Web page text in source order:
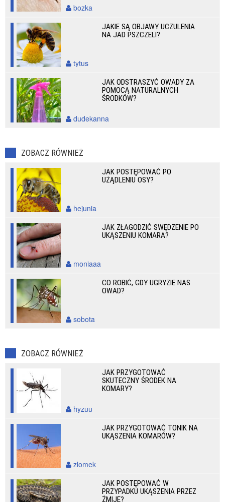
bozka
JAKIE SĄ OBJAWY UCZULENIA
NA JAD PSZCZELI?
tytus
JAK ODSTRASZYĆ OWADY ZA
POMOCĄ NATURALNYCH
ŚRODKÓW?
dudekanna
ZOBACZ RÓWNIEŻ
JAK POSTĘPOWAĆ PO
UŻĄDLENIU OSY?
hejunia
JAK ZŁAGODZIĆ SWĘDZENIE PO
UKĄSZENIU KOMARA?
moniaaa
CO ROBIĆ, GDY UGRYZIE NAS
OWAD?
sobota
ZOBACZ RÓWNIEŻ
JAK PRZYGOTOWAĆ
SKUTECZNY ŚRODEK NA
KOMARY?
hyzuu
JAK PRZYGOTOWAĆ TONIK NA
UKĄSZENIA KOMARÓW?
zlomek
JAK POSTĘPOWAĆ W
PRZYPADKU UKĄSZENIA PRZEZ
ŻMIJĘ?